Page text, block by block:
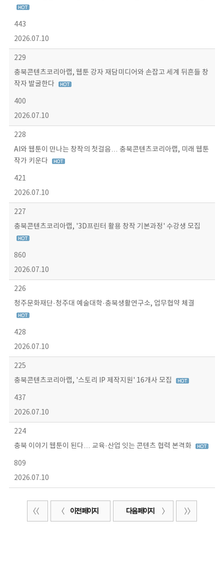
443
2026.07.10
229
충북콘텐츠코리아랩, 웹툰 강자 재담미디어와 손잡고 세계 뒤흔들 창
작자 발굴한다
400
2026.07.10
228
AI와 웹툰이 만나는 창작의 첫걸음… 충북콘텐츠코리아랩, 미래 웹툰
작가 키운다
421
2026.07.10
227
충북콘텐츠코리아랩, '3D프린터 활용 창작 기본과정' 수강생 모집
860
2026.07.10
226
청주문화재단·청주대 예술대학·충북생활연구소, 업무협약 체결
428
2026.07.10
225
충북콘텐츠코리아랩, '스토리 IP 제작지원' 16개사 모집
437
2026.07.10
224
충북 이야기 웹툰이 된다… 교육·산업 잇는 콘텐츠 협력 본격화
809
2026.07.10
이전 페이지 다음 페이지